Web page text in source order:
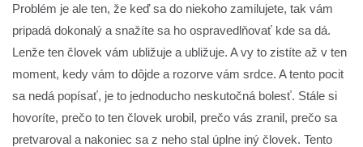
Problém je ale ten, že keď sa do niekoho zamilujete, tak vám
pripadá dokonalý a snažíte sa ho ospravedlňovať kde sa dá.
Lenže ten človek vám ubližuje a ubližuje. A vy to zistíte až v ten
moment, kedy vám to dôjde a rozorve vám srdce. A tento pocit
sa nedá popísať, je to jednoducho neskutočná bolesť. Stále si
hovoríte, prečo to ten človek urobil, prečo vás zranil, prečo sa
pretvaroval a nakoniec sa z neho stal úplne iný človek. Tento